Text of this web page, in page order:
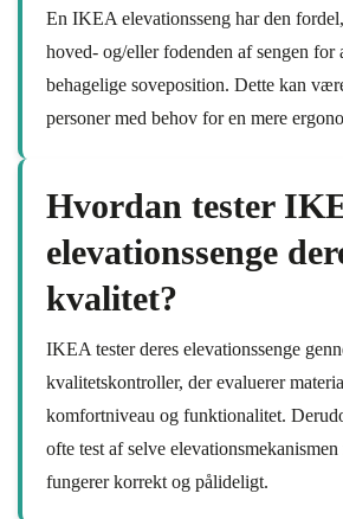
En IKEA elevationsseng har den
hoved- og/eller fodenden af sengen for
behagelige soveposition. Dette kan
personer med behov for en mere
Hvordan tester
elevationssenge
kvalitet?
IKEA tester deres elevationssenge
kvalitetskontroller, der evaluerer
komfortniveau og funktionalitet.
ofte test af selve
fungerer korrekt og pålideligt.